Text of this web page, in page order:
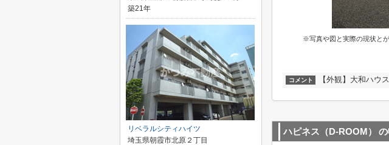
※写真や図と実際の現状と
コメント 【外観】大和ハウ
ハピネス（D-ROOM）
築21年
リベラルシティハイツ
埼玉県朝霞市北原２丁目